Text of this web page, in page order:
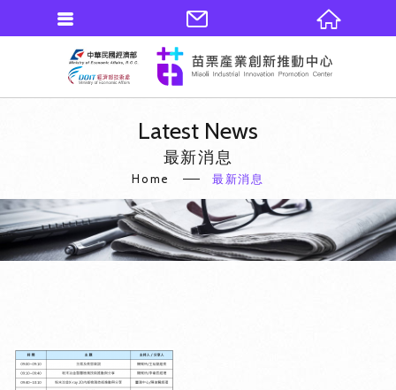
Latest News
最新消息
Home 最新消息